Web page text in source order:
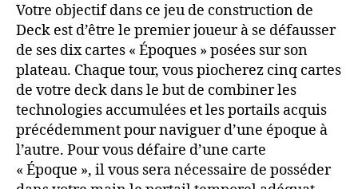
Votre objectif dans ce jeu de construction de
Deck est d’être le premier joueur à se défausser
de ses dix cartes « Époques » posées sur son
plateau. Chaque tour, vous piocherez cinq cartes
de votre deck dans le but de combiner les
technologies accumulées et les portails acquis
précédemment pour naviguer d’une époque à
l’autre. Pour vous défaire d’une carte
« Époque », il vous sera nécessaire de posséder